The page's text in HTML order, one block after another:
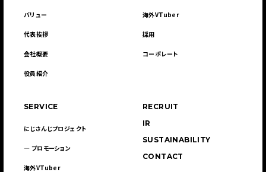
バリュー
代表挨拶
会社概要
役員紹介
海外VTuber
採用
コーポレート
SERVICE
にじさんじプロジェクト
― プロモーション
海外VTuber
RECRUIT
IR
SUSTAINABILITY
CONTACT